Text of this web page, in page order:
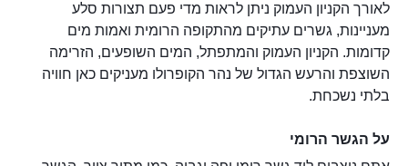
לאורך הקניון העמוק ניתן לראות מדי פעם תצורות סלע
מעניינות, גשרים עתיקים מהתקופה הרומית ואמות מים
קדומות. הקניון העמוק והמתפתל, המים השופעים, הזרימה
השוצפת והרעש הגדול של נהר הקופרולו מעניקים כאן חוויה
בלתי נשכחת.
על הגשר הרומי